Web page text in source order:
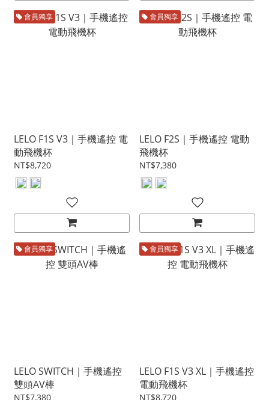
會員獨享
LELO F1S V3｜手機遙控 電
動飛機杯
NT$8,720
會員獨享
LELO F2S｜手機遙控 電動
飛機杯
NT$7,380
會員獨享
LELO SWITCH｜手機遙控
雙頭AV棒
NT$7,380
會員獨享
LELO F1S V3 XL｜手機遙控
電動飛機杯
NT$8,720